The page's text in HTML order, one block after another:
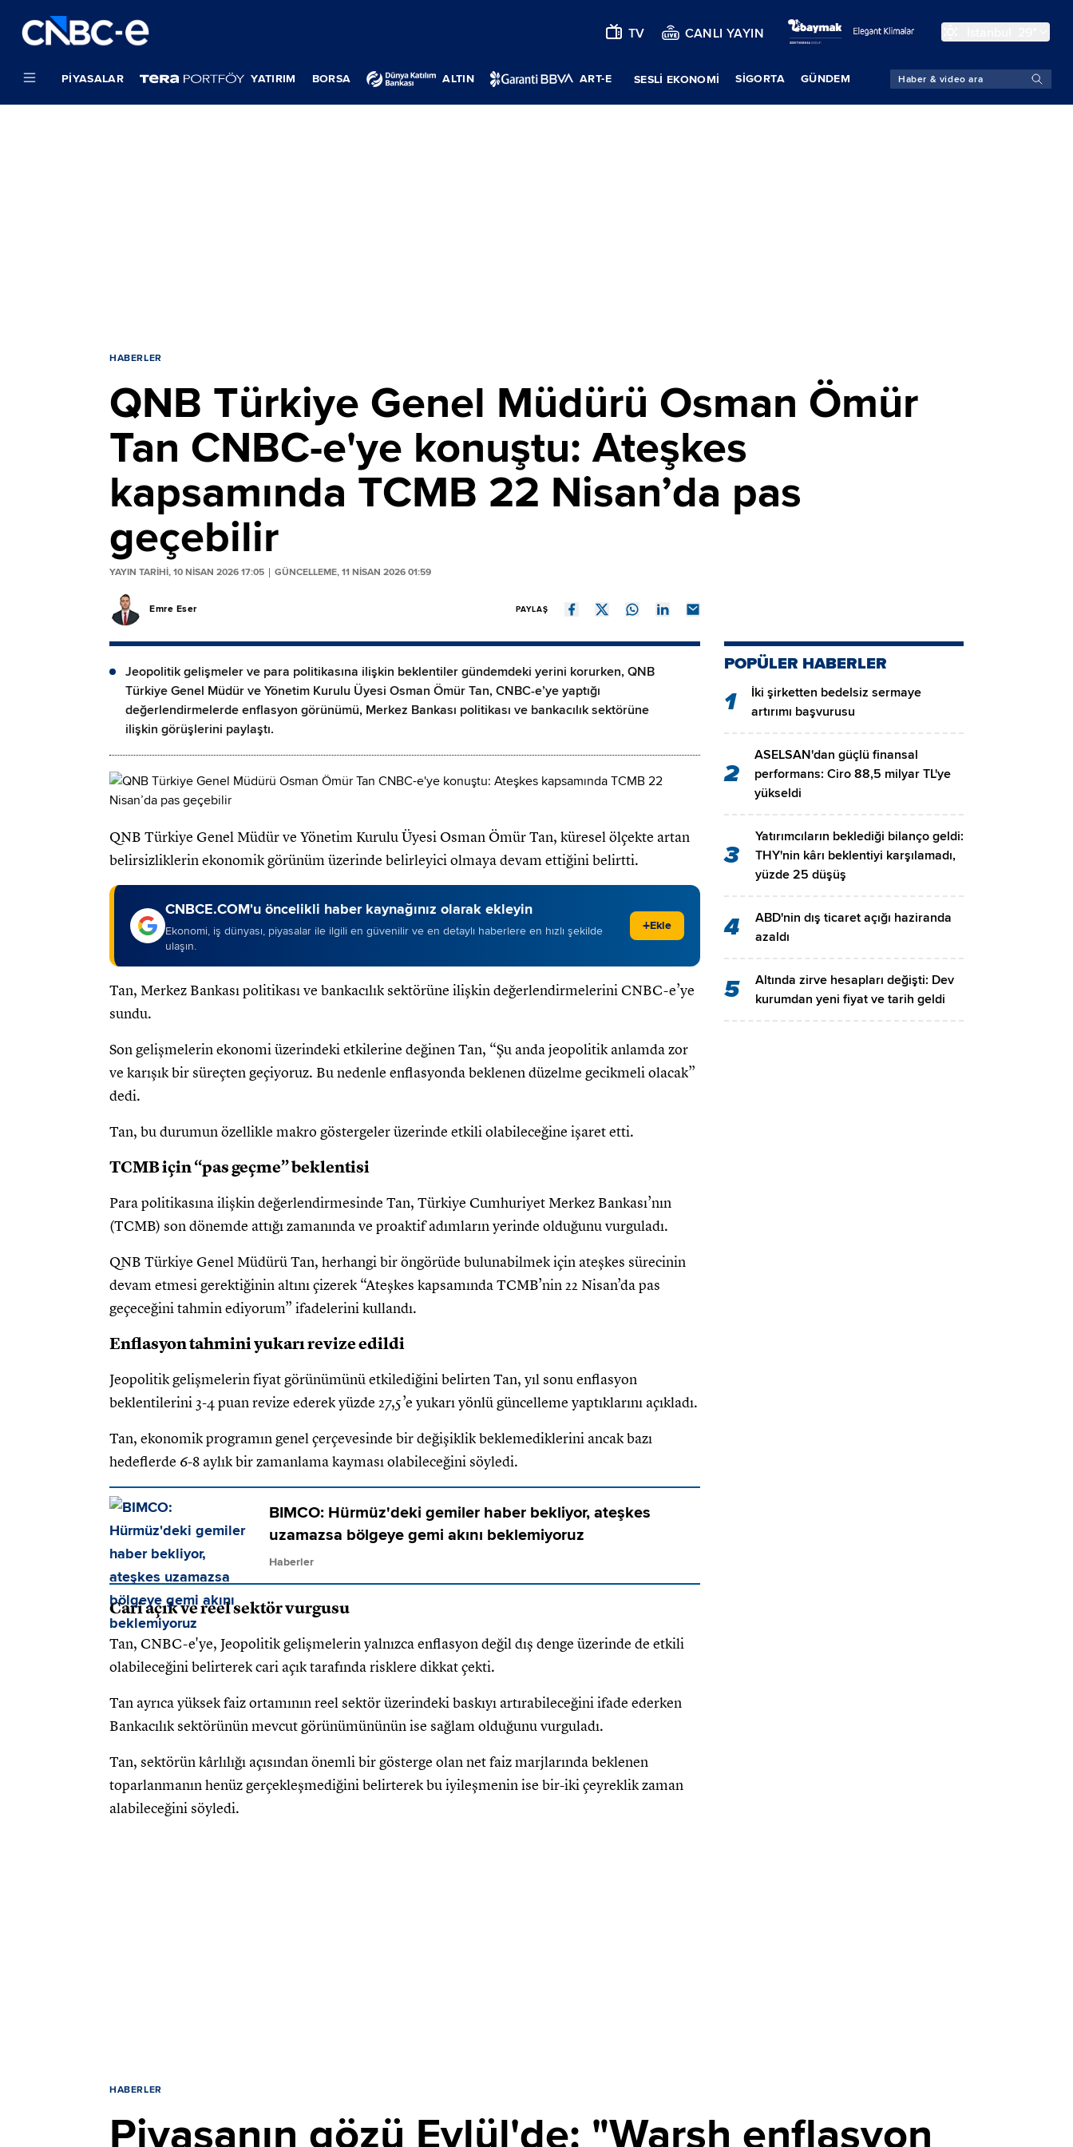
TV CANLI YAYIN
PIYASALAR YATIRIM BORSA ALTIN ART-E SESLİ EKONOMİ SIGORTA GÜNDEM
HABERLER
QNB Türkiye Genel Müdürü Osman Ömür
Tan CNBC-e'ye konuştu: Ateşkes
kapsamında TCMB 22 Nisan’da pas
geçebilir
YAYIN TARİHİ, 10 NISAN 2026 17:05 GÜNCELLEME, 11 NISAN 2026 01:59
Emre Eser PAYLAŞ
Jeopolitik gelişmeler ve para politikasına ilişkin beklentiler gündemdeki yerini korurken, QNB
Türkiye Genel Müdür ve Yönetim Kurulu Üyesi Osman Ömür Tan, CNBC-e’ye yaptığı
değerlendirmelerde enflasyon görünümü, Merkez Bankası politikası ve bankacılık sektörüne
ilişkin görüşlerini paylaştı.
QNB Türkiye Genel Müdür ve Yönetim Kurulu Üyesi Osman Ömür Tan, küresel ölçekte artan
belirsizliklerin ekonomik görünüm üzerinde belirleyici olmaya devam ettiğini belirtti.
CNBCE.COM'u öncelikli haber kaynağınız olarak ekleyin
Ekonomi, iş dünyası, piyasalar ile ilgili en güvenilir ve en detaylı haberlere en hızlı şekilde
ulaşın.
+Ekle
Tan, Merkez Bankası politikası ve bankacılık sektörüne ilişkin değerlendirmelerini CNBC-e’ye
sundu.
Son gelişmelerin ekonomi üzerindeki etkilerine değinen Tan, “Şu anda jeopolitik anlamda zor
ve karışık bir süreçten geçiyoruz. Bu nedenle enflasyonda beklenen düzelme gecikmeli olacak”
dedi.
Tan, bu durumun özellikle makro göstergeler üzerinde etkili olabileceğine işaret etti.
TCMB için “pas geçme” beklentisi
Para politikasına ilişkin değerlendirmesinde Tan, Türkiye Cumhuriyet Merkez Bankası’nın
(TCMB) son dönemde attığı zamanında ve proaktif adımların yerinde olduğunu vurguladı.
QNB Türkiye Genel Müdürü Tan, herhangi bir öngörüde bulunabilmek için ateşkes sürecinin
devam etmesi gerektiğinin altını çizerek “Ateşkes kapsamında TCMB’nin 22 Nisan’da pas
geçeceğini tahmin ediyorum” ifadelerini kullandı.
Enflasyon tahmini yukarı revize edildi
Jeopolitik gelişmelerin fiyat görünümünü etkilediğini belirten Tan, yıl sonu enflasyon
beklentilerini 3-4 puan revize ederek yüzde 27,5’e yukarı yönlü güncelleme yaptıklarını açıkladı.
Tan, ekonomik programın genel çerçevesinde bir değişiklik beklemediklerini ancak bazı
hedeflerde 6-8 aylık bir zamanlama kayması olabileceğini söyledi.
BIMCO: Hürmüz'deki gemiler haber bekliyor, ateşkes
uzamazsa bölgeye gemi akını beklemiyoruz
Haberler
Cari açık ve reel sektör vurgusu
Tan, CNBC-e'ye, Jeopolitik gelişmelerin yalnızca enflasyon değil dış denge üzerinde de etkili
olabileceğini belirterek cari açık tarafında risklere dikkat çekti.
Tan ayrıca yüksek faiz ortamının reel sektör üzerindeki baskıyı artırabileceğini ifade ederken
Bankacılık sektörünün mevcut görünümününün ise sağlam olduğunu vurguladı.
Tan, sektörün kârlılığı açısından önemli bir gösterge olan net faiz marjlarında beklenen
toparlanmanın henüz gerçekleşmediğini belirterek bu iyileşmenin ise bir-iki çeyreklik zaman
alabileceğini söyledi.
POPÜLER HABERLER
1
İki şirketten bedelsiz sermaye
artırımı başvurusu
2
ASELSAN'dan güçlü finansal
performans: Ciro 88,5 milyar TL'ye
yükseldi
3
Yatırımcıların beklediği bilanço geldi:
THY'nin kârı beklentiyi karşılamadı,
yüzde 25 düşüş
4
ABD'nin dış ticaret açığı haziranda
azaldı
5
Altında zirve hesapları değişti: Dev
kurumdan yeni fiyat ve tarih geldi
HABERLER
Piyasanın gözü Eylül'de: "Warsh enflasyon